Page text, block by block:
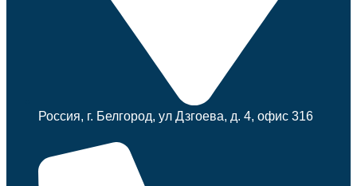
Россия, г. Белгород, ул Дзгоева, д. 4, офис 316